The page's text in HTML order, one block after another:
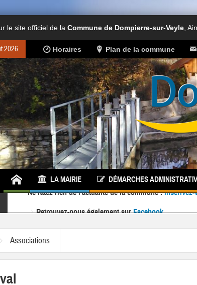
le site officiel de la Commune de Dompierre-sur-Veyle , Ain
2026 Horaires Plan de la commune
LA MAIRIE DÉMARCHES
Associations